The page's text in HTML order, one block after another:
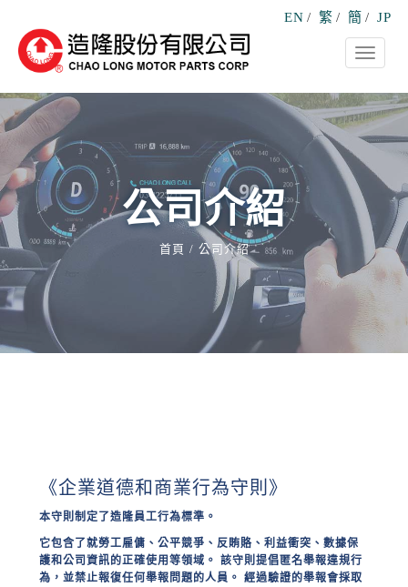
EN / 繁 / 簡 / JP
Toggle
公司介紹
首頁 公司介紹
《企業道德和商業行為守則》
本守則制定了造隆員工行為標準。
它包含了就勞工雇傭、公平競爭、反賄賂、利益衝突、數據保
護和公司資訊的正確使用等領域。 該守則提倡匿名舉報違規行
為，並禁止報復任何舉報問題的人員。 經過驗證的舉報會採取